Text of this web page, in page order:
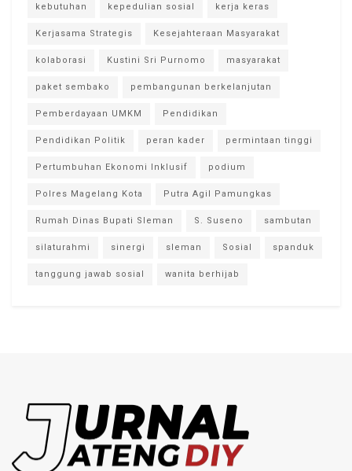
kebutuhan kepedulian sosial kerja keras
Kerjasama Strategis Kesejahteraan Masyarakat
kolaborasi Kustini Sri Purnomo masyarakat
paket sembako pembangunan berkelanjutan
Pemberdayaan UMKM Pendidikan
Pendidikan Politik peran kader permintaan tinggi
Pertumbuhan Ekonomi Inklusif podium
Polres Magelang Kota Putra Agil Pamungkas
Rumah Dinas Bupati Sleman S. Suseno sambutan
silaturahmi sinergi sleman Sosial spanduk
tanggung jawab sosial wanita berhijab